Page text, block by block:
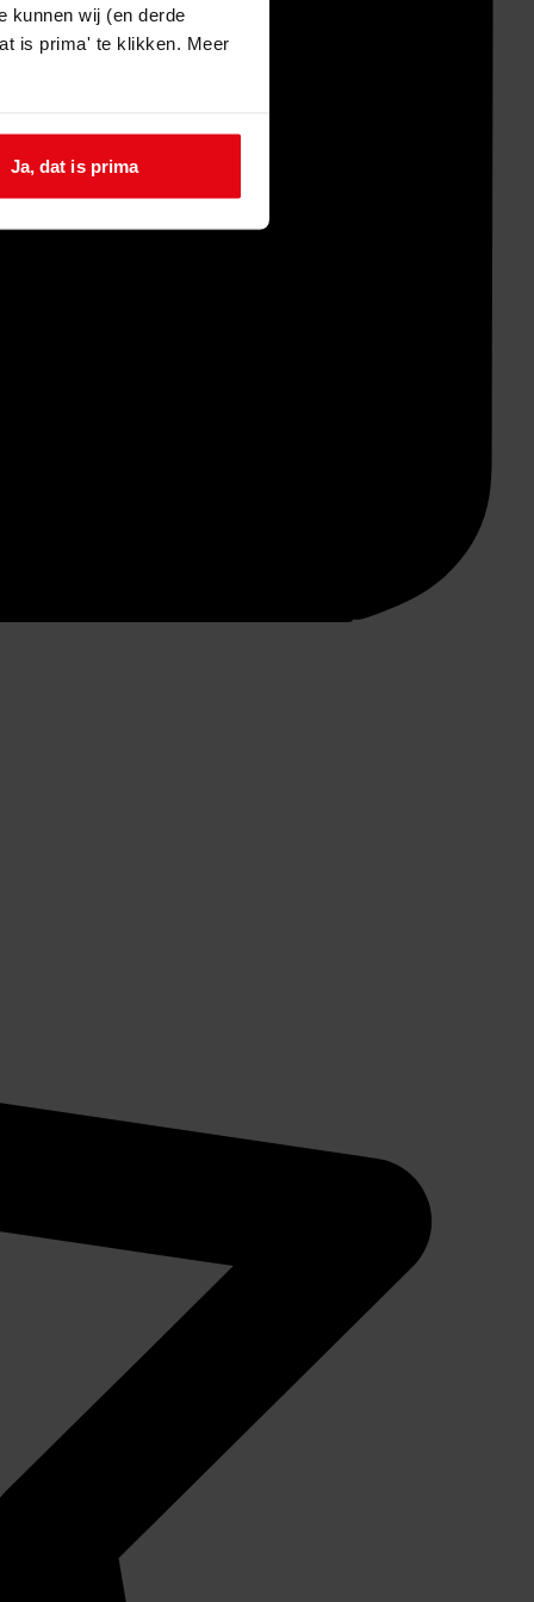
kunnen wij (en derde
is prima' te klikken. Meer
Ja, dat is prima